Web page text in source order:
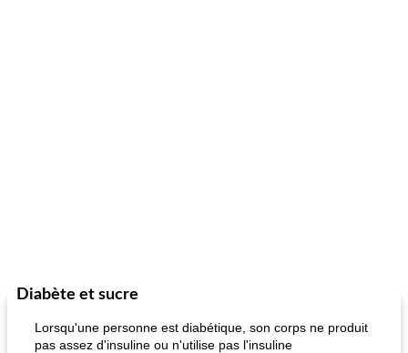
Diabète et sucre
Lorsqu'une personne est diabétique, son corps ne produit
pas assez d'insuline ou n'utilise pas l'insuline